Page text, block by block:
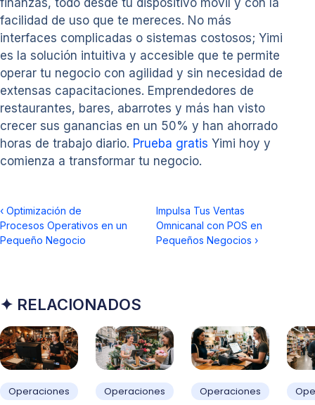
facilidad de uso que te mereces. No más
interfaces complicadas o sistemas costosos; Yimi
es la solución intuitiva y accesible que te permite
operar tu negocio con agilidad y sin necesidad de
extensas capacitaciones. Emprendedores de
restaurantes, bares, abarrotes y más han visto
crecer sus ganancias en un 50% y han ahorrado
horas de trabajo diario. Prueba gratis Yimi hoy y
comienza a transformar tu negocio.
‹ Optimización de
Procesos Operativos en un
Pequeño Negocio
Impulsa Tus Ventas
Omnicanal con POS en
Pequeños Negocios ›
✦ RELACIONADOS
Operaciones Operaciones Operaciones